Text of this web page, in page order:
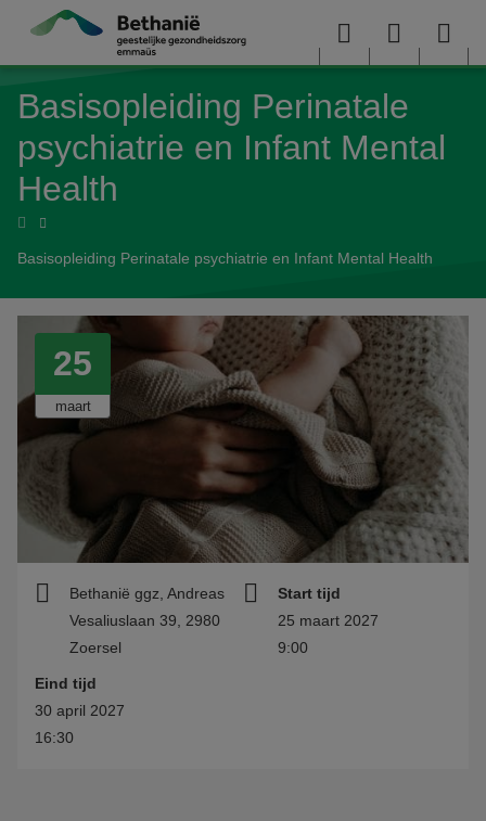
Overslaan en naar de inhoud gaan
Menu User
menu
Basisopleiding Perinatale
psychiatrie en Infant Mental
Health
Home
Basisopleiding Perinatale psychiatrie en Infant Mental Health
25
maart
2027
Bethanië ggz, Andreas
Vesaliuslaan 39, 2980
Zoersel
Start tijd
25 maart 2027
9:00
Eind tijd
30 april 2027
16:30